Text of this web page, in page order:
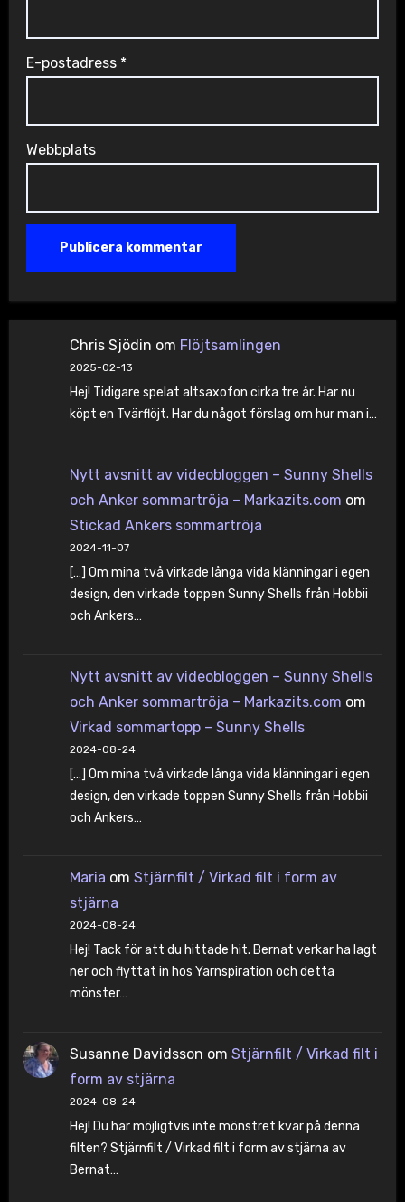
E-postadress *
Webbplats
Chris Sjödin om Flöjtsamlingen
2025-02-13
Hej! Tidigare spelat altsaxofon cirka tre år. Har nu
köpt en Tvärflöjt. Har du något förslag om hur man i…
Nytt avsnitt av videobloggen – Sunny Shells
och Anker sommartröja – Markazits.com om
Stickad Ankers sommartröja
2024-11-07
[…] Om mina två virkade långa vida klänningar i egen
design, den virkade toppen Sunny Shells från Hobbii
och Ankers…
Nytt avsnitt av videobloggen – Sunny Shells
och Anker sommartröja – Markazits.com om
Virkad sommartopp – Sunny Shells
2024-08-24
[…] Om mina två virkade långa vida klänningar i egen
design, den virkade toppen Sunny Shells från Hobbii
och Ankers…
Maria om Stjärnfilt / Virkad filt i form av
stjärna
2024-08-24
Hej! Tack för att du hittade hit. Bernat verkar ha lagt
ner och flyttat in hos Yarnspiration och detta
mönster…
Susanne Davidsson om Stjärnfilt / Virkad filt i
form av stjärna
2024-08-24
Hej! Du har möjligtvis inte mönstret kvar på denna
filten? Stjärnfilt / Virkad filt i form av stjärna av
Bernat…